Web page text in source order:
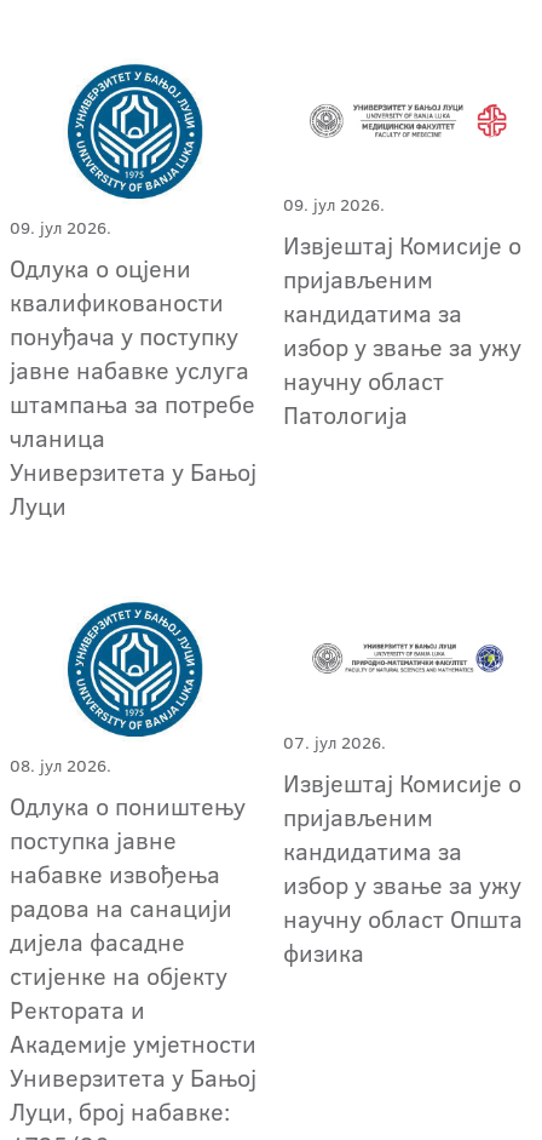
09. јул 2026.
Одлука о оцјени
квалификованости
понуђача у поступку
јавне набавке услуга
штампања за потребе
чланица
Универзитета у Бањој
Луци
09. јул 2026.
Извјештај Комисије о
пријављеним
кандидатима за
избор у звање за ужу
научну област
Патологија
08. јул 2026.
Одлука о поништењу
поступка јавне
набавке извођења
радова на санацији
дијела фасадне
стијенке на објекту
Ректората и
Академије умјетности
Универзитета у Бањој
Луци, број набавке:
07. јул 2026.
Извјештај Комисије о
пријављеним
кандидатима за
избор у звање за ужу
научну област Општа
физика